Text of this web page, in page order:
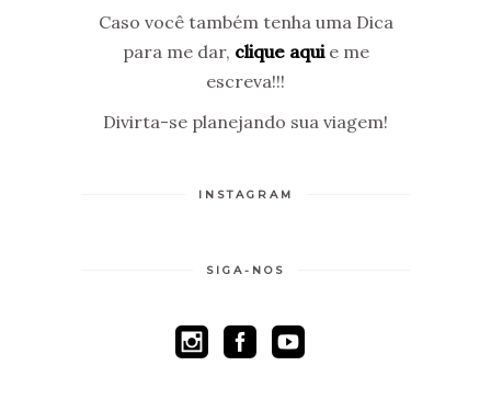
Caso você também tenha uma Dica
para me dar, clique aquie me
escreva!!!
Divirta-se planejando sua viagem!
INSTAGRAM
SIGA-NOS